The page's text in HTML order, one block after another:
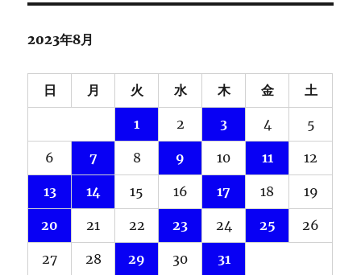
2023年8月
日 月 火 水 木 金 土
1 2 3 4 5
6 7 8 9 10 11 12
13 14 15 16 17 18 19
20 21 22 23 24 25 26
27 28 29 30 31